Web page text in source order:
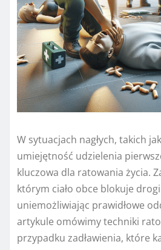
W sytuacjach nagłych, takich
umiejętność udzielenia
kluczowa dla ratowania życia.
którym ciało obce blokuje
uniemożliwiając prawidłowe
artykule omówimy techniki
przypadku zadławienia, które